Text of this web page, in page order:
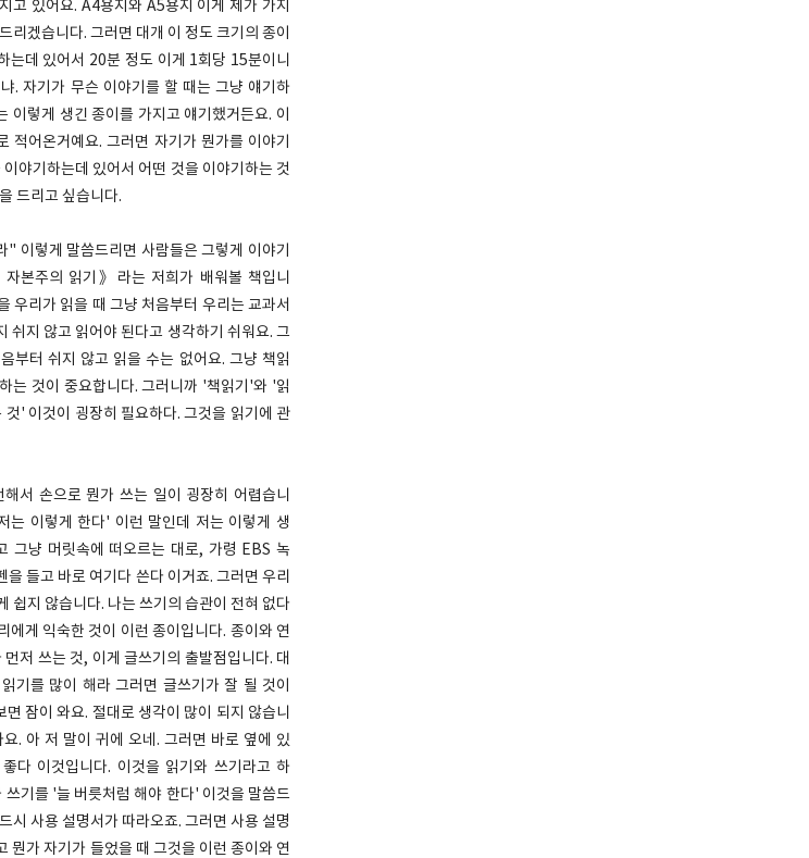
고 있어요. A4용지와 A5용지 이게 제가 가지
겠습니다. 그러면 대개 이 정도 크기의 종이
는데 있어서 20분 정도 이게 1회당 15분이니
. 자기가 무슨 이야기를 할 때는 그냥 얘기하
이렇게 생긴 종이를 가지고 얘기했거든요. 이
어온거예요. 그러면 자기가 뭔가를 이야기
야기하는데 있어서 어떤 것을 이야기하는 것
드리고 싶습니다.
이렇게 말씀드리면 사람들은 그렇게 이야기
본주의 읽기》라는 저희가 배워볼 책입니
우리가 읽을 때 그냥 처음부터 우리는 교과서
쉬지 않고 읽어야 된다고 생각하기 쉬워요. 그
부터 쉬지 않고 읽을 수는 없어요. 그냥 책읽
는 것이 중요합니다. 그러니까 '책읽기'와 '읽
' 이것이 굉장히 필요하다. 그것을 읽기에 관
서 손으로 뭔가 쓰는 일이 굉장히 어렵습니
는 이렇게 한다' 이런 말인데 저는 이렇게 생
그냥 머릿속에 떠오르는 대로, 가령 EBS 녹
들고 바로 여기다 쓴다 이거죠. 그러면 우리
쉽지 않습니다. 나는 쓰기의 습관이 전혀 없다
게 익숙한 것이 이런 종이입니다. 종이와 연
저 쓰는 것, 이게 글쓰기의 출발점입니다. 대
기를 많이 해라 그러면 글쓰기가 잘 될 것이
잠이 와요. 절대로 생각이 많이 되지 않습니
. 아 저 말이 귀에 오네. 그러면 바로 옆에 있
다 이것입니다. 이것을 읽기와 쓰기라고 하
기를 '늘 버릇처럼 해야 한다' 이것을 말씀드
시 사용 설명서가 따라오죠. 그러면 사용 설명
뭔가 자기가 들었을 때 그것을 이런 종이와 연